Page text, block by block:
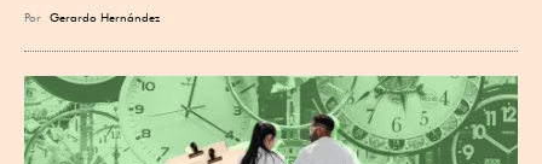
Por Gerardo Hernández